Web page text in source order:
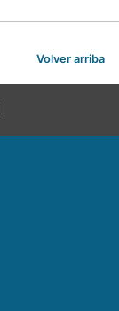
Volver arriba